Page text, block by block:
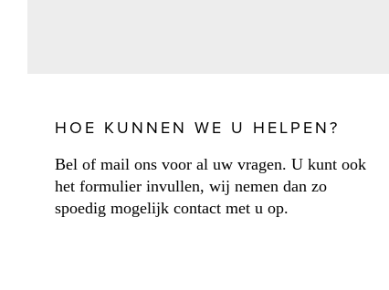
HOE KUNNEN WE U HELPEN?
Bel of mail ons voor al uw vragen. U kunt ook
het formulier invullen, wij nemen dan zo
spoedig mogelijk contact met u op.